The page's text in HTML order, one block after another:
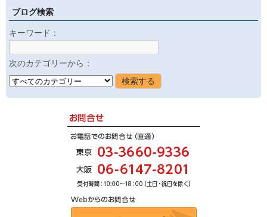
ブログ検索
キーワード：
次のカテゴリーから：